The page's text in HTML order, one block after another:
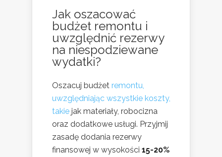
Jak oszacować
budżet remontu i
uwzględnić rezerwy
na niespodziewane
wydatki?
Oszacuj budżet remontu,
uwzględniając wszystkie koszty,
takie jak materiały, robocizna
oraz dodatkowe usługi. Przyjmij
zasadę dodania rezerwy
finansowej w wysokości 15-20%